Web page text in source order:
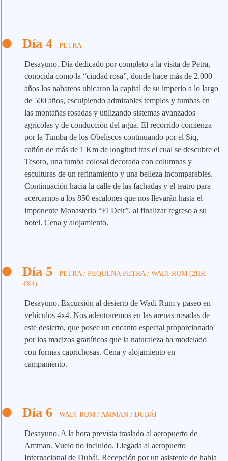
Día 4 PETRA
Desayuno. Día dedicado por completo a la visita de Petra,
conocida como la “ciudad rosa”, donde hace más de 2.000
años los nabateos ubicaron la capital de su imperio a lo largo
de 500 años, esculpiendo admirables templos y tumbas en
las montañas rosadas y utilizando sistemas avanzados
agrícolas y de conducción del agua. El recorrido comienza
por la Tumba de los Obeliscos continuando por el Siq,
cañón de más de 1 Km de longitud tras el cual se descubre el
Tesoro, una tumba colosal decorada con columnas y
esculturas de un refinamiento y una belleza incomparables.
Continuación hacia la calle de las fachadas y el teatro para
acercarnos a los 850 escalones que nos llevarán hasta el
imponente Monasterio “El Deir”. al finalizar regreso a su
hotel. Cena y alojamiento.
Día 5
PETRA / PEQUENA PETRA / WADI RUM (2HR
4X4)
Desayuno. Excursión al desierto de Wadi Rum y paseo en
vehículos 4x4. Nos adentraremos en las arenas rosadas de
este desierto, que posee un encanto especial proporcionado
por los macizos graníticos que la naturaleza ha modelado
con formas caprichosas. Cena y alojamiento en
campamento.
Día 6 WADI RUM / AMMAN / DUBÁI
Desayuno. A la hora prevista traslado al aeropuerto de
Amman. Vuelo no incluido. Llegada al aeropuerto
Internacional de Dubái. Recepción por un asistente de habla